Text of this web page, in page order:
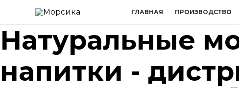
Перейти
содержимому
ГЛАВНАЯ ПРОИЗВОДСТВО
Натуральные
напитки -